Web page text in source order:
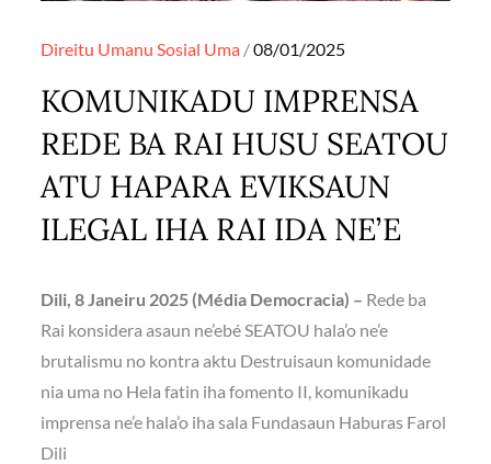
Direitu Umanu Sosial Uma Posted
08/01/2025
KOMUNIKADU IMPRENSA
REDE BA RAI HUSU SEATOU
ATU HAPARA EVIKSAUN
ILEGAL IHA RAI IDA NE’E
Dili, 8 Janeiru 2025 (Média Democracia) – Rede ba
Rai konsidera asaun ne’ebé SEATOU hala’o ne’e
brutalismu no kontra aktu Destruisaun komunidade
nia uma no Hela fatin iha fomento II, komunikadu
imprensa ne’e hala’o iha sala Fundasaun Haburas Farol
Dili